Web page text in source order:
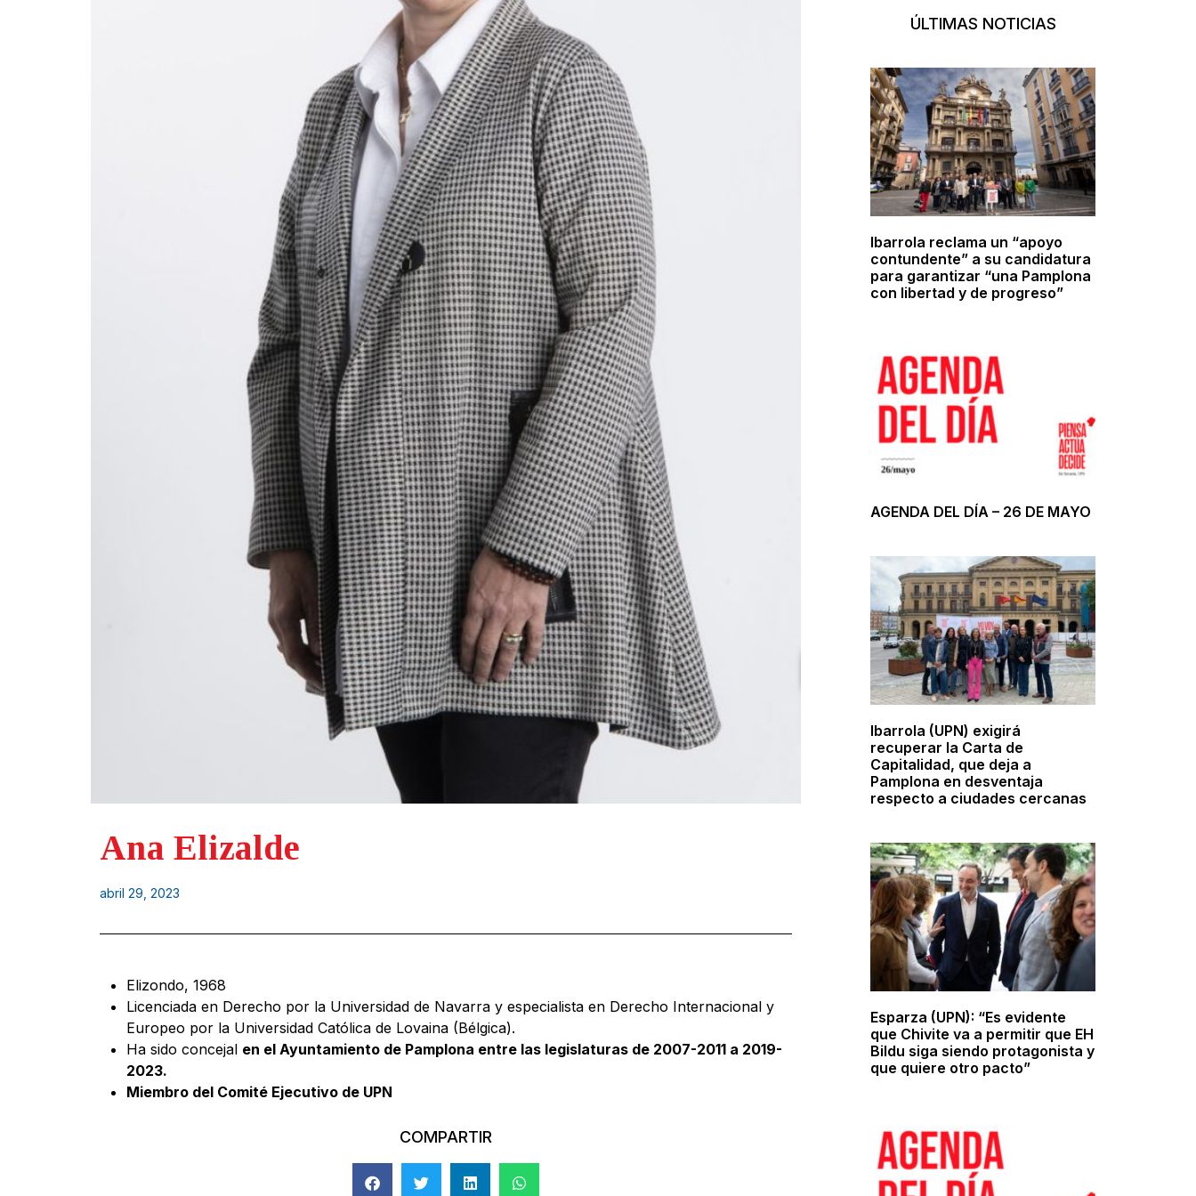
Ana Elizalde
abril 29, 2023
Elizondo, 1968
Licenciada en Derecho por la Universidad de Navarra y especialista en Derecho Internacional y
Europeo por la Universidad Católica de Lovaina (Bélgica).
Ha sido concejal en el Ayuntamiento de Pamplona entre las legislaturas de 2007-2011 a 2019-
2023.
Miembro del Comité Ejecutivo de UPN
COMPARTIR
ÚLTIMAS NOTICIAS
Ibarrola reclama un “apoyo
contundente” a su candidatura
para garantizar “una Pamplona
con libertad y de progreso”
AGENDA DEL DÍA – 26 DE MAYO
Ibarrola (UPN) exigirá
recuperar la Carta de
Capitalidad, que deja a
Pamplona en desventaja
respecto a ciudades cercanas
Esparza (UPN): “Es evidente
que Chivite va a permitir que EH
Bildu siga siendo protagonista y
que quiere otro pacto”